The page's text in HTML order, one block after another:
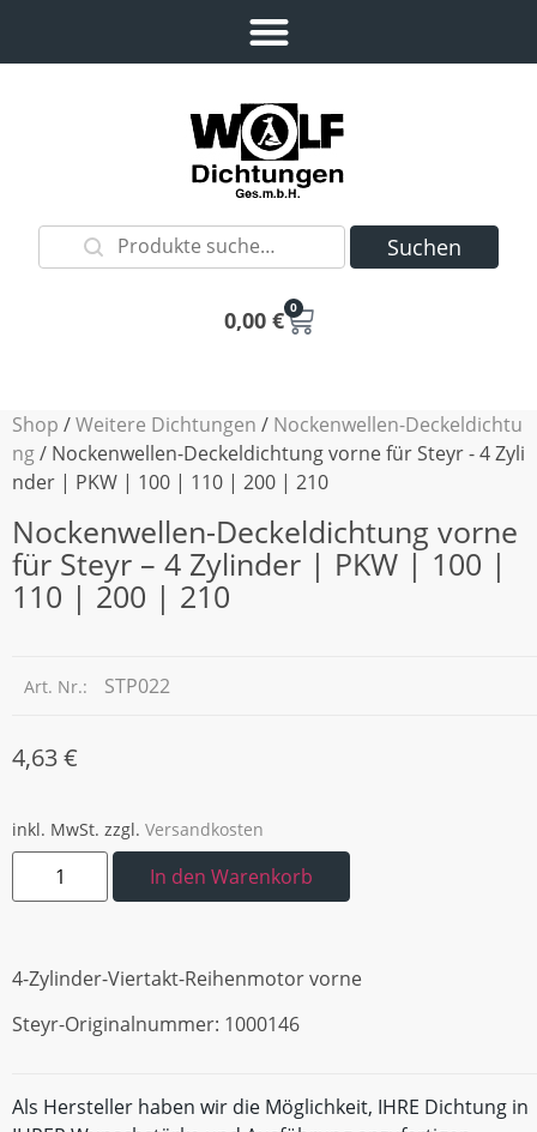
Suchen
0,00 € 0
Shop /Weitere Dichtungen / Nockenwellen-Deckeldichtu
ng/ Nockenwellen-Deckeldichtung vorne für Steyr - 4 Zyli
nder | PKW | 100 | 110 | 200 | 210
Nockenwellen-Deckeldichtung vorne
für Steyr – 4 Zylinder | PKW | 100 |
110 | 200 | 210
Art. Nr.: STP022
4,63€
inkl. MwSt. zzgl. Versandkosten
In den Warenkorb
4-Zylinder-Viertakt-Reihenmotor vorne
Steyr-Originalnummer: 1000146
Als Hersteller haben wir die Möglichkeit, IHRE Dichtung in